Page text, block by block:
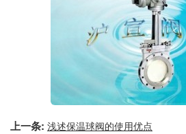
上一条: 浅述保温球阀的使用优点